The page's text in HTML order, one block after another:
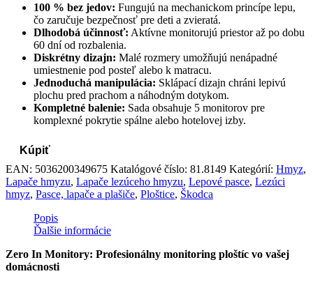
100 % bez jedov: Fungujú na mechanickom princípe lepu,
čo zaručuje bezpečnosť pre deti a zvieratá.
Dlhodobá účinnosť: Aktívne monitorujú priestor až po dobu
60 dní od rozbalenia.
Diskrétny dizajn: Malé rozmery umožňujú nenápadné
umiestnenie pod posteľ alebo k matracu.
Jednoduchá manipulácia: Sklápací dizajn chráni lepivú
plochu pred prachom a náhodným dotykom.
Kompletné balenie: Sada obsahuje 5 monitorov pre
komplexné pokrytie spálne alebo hotelovej izby.
Kúpiť
EAN: 5036200349675 Katalógové číslo: 81.8149 Kategórií: Hmyz,
Lapače hmyzu, Lapače lezúceho hmyzu, Lepové pasce, Lezúci
hmyz, Pasce, lapače a plašiče, Ploštice, Škodca
Popis
Ďalšie informácie
Zero In Monitory: Profesionálny monitoring ploštíc vo vašej
domácnosti